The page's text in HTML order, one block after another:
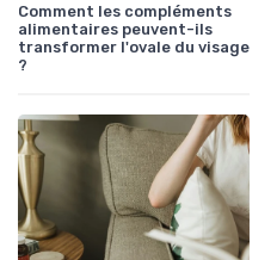
Comment les compléments
alimentaires peuvent-ils
transformer l'ovale du visage
?